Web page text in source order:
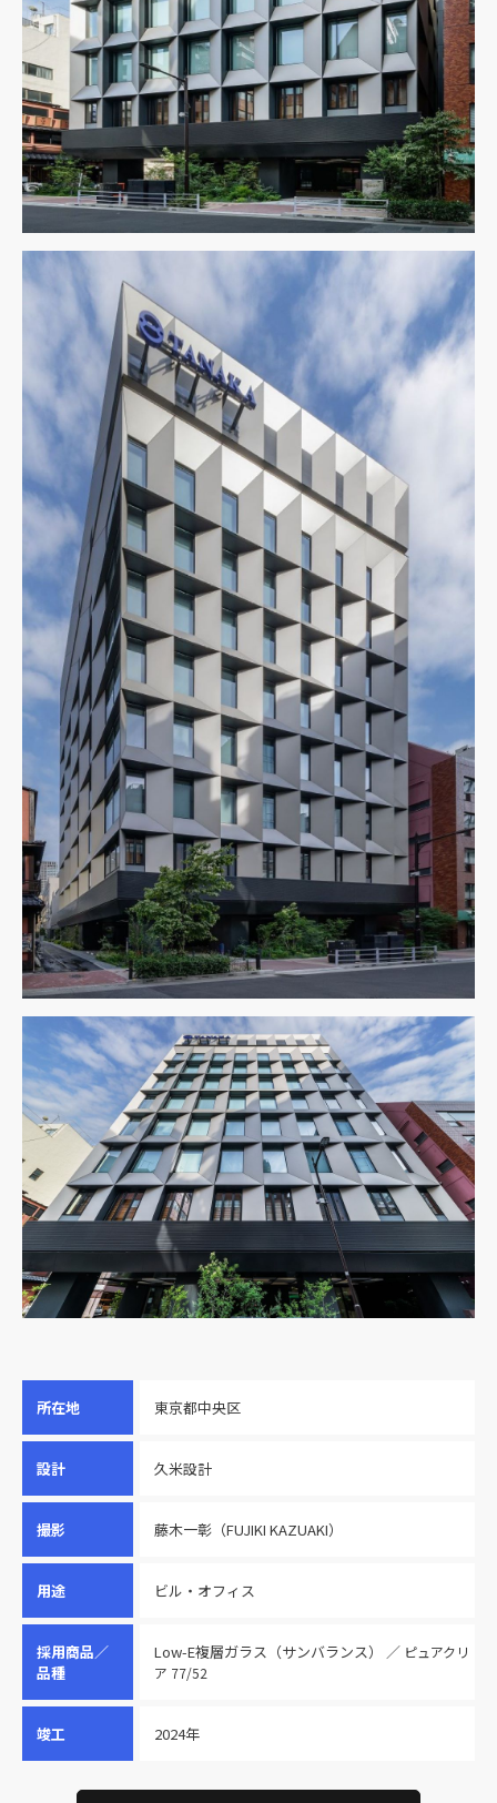
所在地 東京都中央区
設計 久米設計
撮影 藤木一彰（FUJIKI KAZUAKI）
用途 ビル・オフィス
採用商品／
品種
Low-E複層ガラス（サンバランス） ／ ピュアクリ
ア 77/52
竣工 2024年